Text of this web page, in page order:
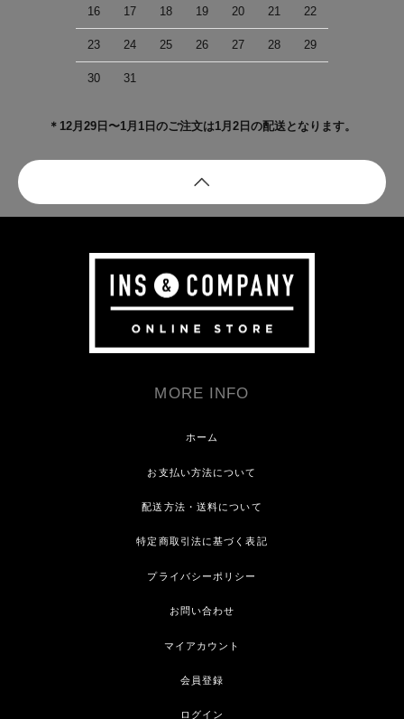
16 17 18 19 20 21 22
23 24 25 26 27 28 29
30 31
＊12月29日〜1月1日のご注文は1月2日の配送となります。
MORE INFO
ホーム
お支払い方法について
配送方法・送料について
特定商取引法に基づく表記
プライバシーポリシー
お問い合わせ
マイアカウント
会員登録
ログイン